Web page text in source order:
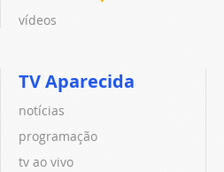
vídeos
TV Aparecida
notícias
programação
tv ao vivo